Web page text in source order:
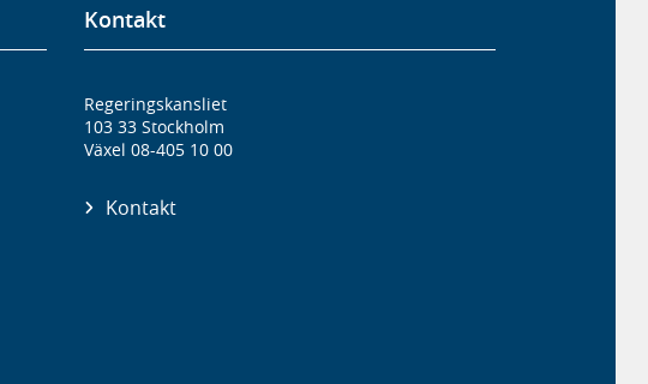
Kontakt
Regeringskansliet
103 33 Stockholm
Växel 08-405 10 00
Kontakt